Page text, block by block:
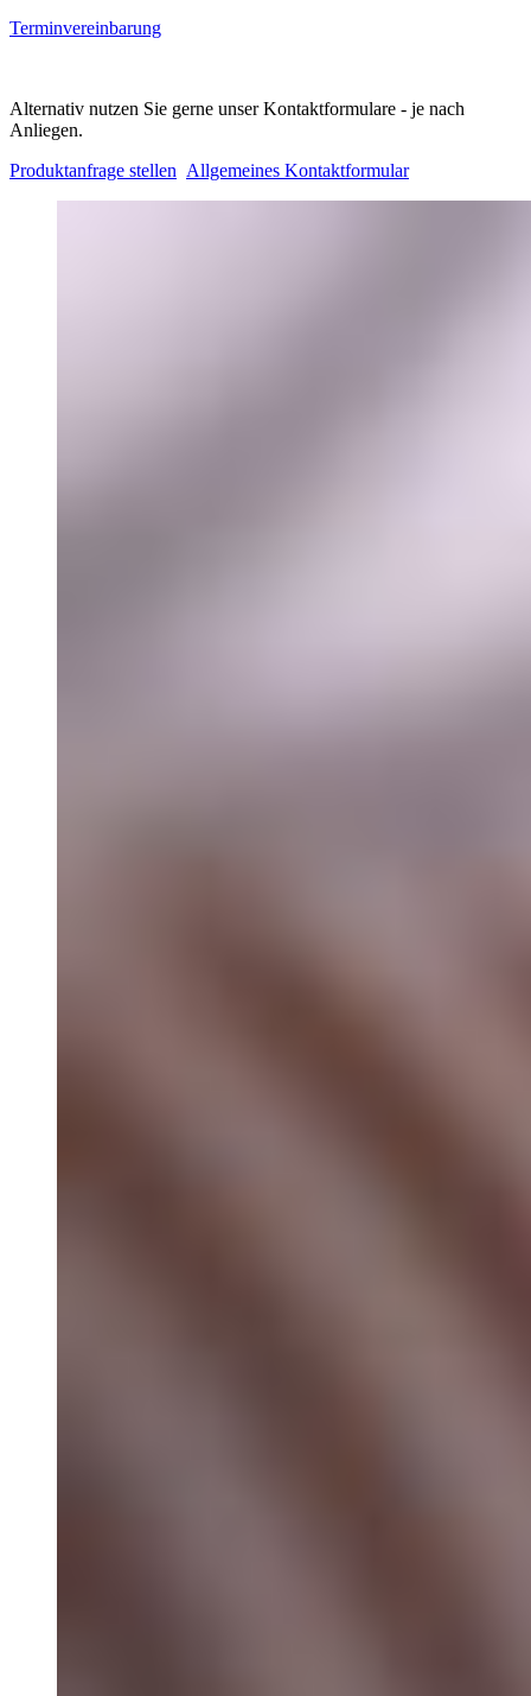
Terminvereinbarung
Alternativ nutzen Sie gerne unser Kontaktformulare - je nach
Anliegen.
Produktanfrage stellen Allgemeines Kontaktformular